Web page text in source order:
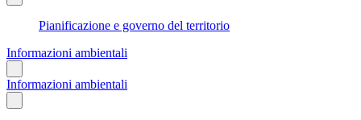
Pianificazione e governo del territorio
Informazioni ambientali
Informazioni ambientali